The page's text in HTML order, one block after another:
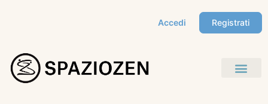
Accedi Registrati